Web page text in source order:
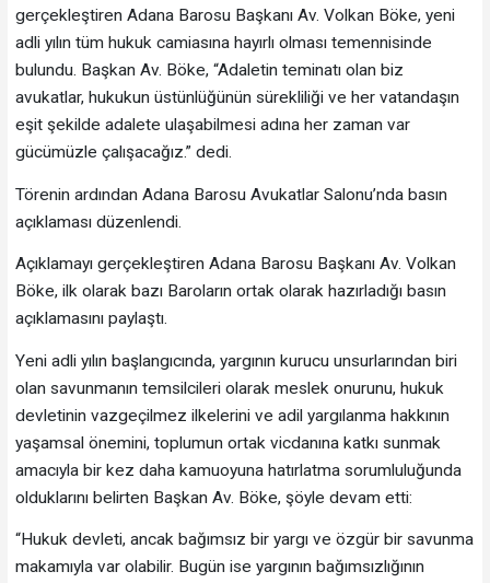
gerçekleştiren Adana Barosu Başkanı Av. Volkan Böke, yeni
adli yılın tüm hukuk camiasına hayırlı olması temennisinde
bulundu. Başkan Av. Böke, “Adaletin teminatı olan biz
avukatlar, hukukun üstünlüğünün sürekliliği ve her vatandaşın
eşit şekilde adalete ulaşabilmesi adına her zaman var
gücümüzle çalışacağız.” dedi.
Törenin ardından Adana Barosu Avukatlar Salonu’nda basın
açıklaması düzenlendi.
Açıklamayı gerçekleştiren Adana Barosu Başkanı Av. Volkan
Böke, ilk olarak bazı Baroların ortak olarak hazırladığı basın
açıklamasını paylaştı.
Yeni adli yılın başlangıcında, yargının kurucu unsurlarından biri
olan savunmanın temsilcileri olarak meslek onurunu, hukuk
devletinin vazgeçilmez ilkelerini ve adil yargılanma hakkının
yaşamsal önemini, toplumun ortak vicdanına katkı sunmak
amacıyla bir kez daha kamuoyuna hatırlatma sorumluluğunda
olduklarını belirten Başkan Av. Böke, şöyle devam etti:
“Hukuk devleti, ancak bağımsız bir yargı ve özgür bir savunma
makamıyla var olabilir. Bugün ise yargının bağımsızlığının